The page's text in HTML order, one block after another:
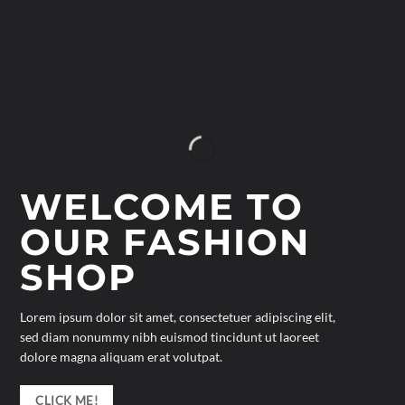
WELCOME TO
OUR FASHION
SHOP
Lorem ipsum dolor sit amet, consectetuer adipiscing elit,
sed diam nonummy nibh euismod tincidunt ut laoreet
dolore magna aliquam erat volutpat.
CLICK ME!